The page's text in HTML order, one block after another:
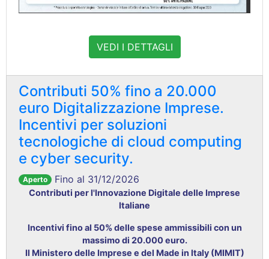
VEDI I DETTAGLI
Contributi 50% fino a 20.000
euro Digitalizzazione Imprese.
Incentivi per soluzioni
tecnologiche di cloud computing
e cyber security.
Aperto Fino al 31/12/2026
Contributi per l'Innovazione Digitale delle Imprese
Italiane
Incentivi fino al 50% delle spese ammissibili con un
massimo di 20.000 euro.
Il Ministero delle Imprese e del Made in Italy (MIMIT)